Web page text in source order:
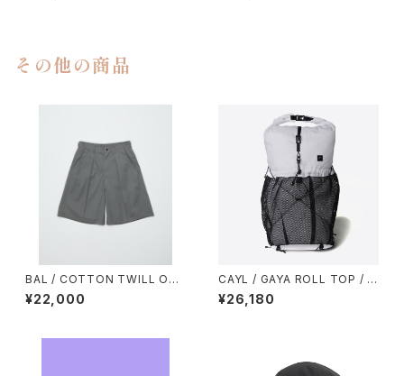
その他の商品
BAL / COTTON TWILL OVE
R SIZED BERMUDA SHORT
¥22,000
CAYL / GAYA ROLL TOP / M
ESH（GRID）
¥26,180